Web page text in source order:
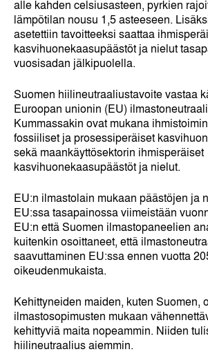
alle kahden celsiusasteen, pyrkien
lämpötilan nousu 1,5 asteeseen.
asetettiin tavoitteeksi saattaa
kasvihuonekaasupäästöt ja nielut
vuosisadan jälkipuolella.
Suomen hiilineutraaliustavoite vastaa
Euroopan unionin (EU)
Kummassakin ovat mukana
fossiiliset ja prosessiperäiset
sekä maankäyttösektorin ihmisperäiset
kasvihuonekaasupäästöt ja nielut.
EU:n ilmastolain mukaan päästöjen ja
EU:ssa tasapainossa viimeistään
EU:n että Suomen ilmastopaneelien
kuitenkin osoittaneet, että
saavuttaminen EU:ssa ennen vuotta
oikeudenmukaista.
Kehittyneiden maiden, kuten Suomen,
ilmastosopimusten mukaan
kehittyviä maita nopeammin. Niiden
hiilineutraalius aiemmin.